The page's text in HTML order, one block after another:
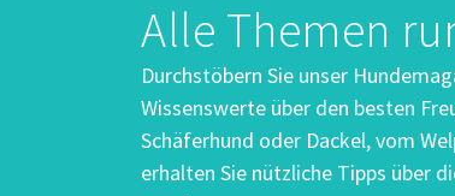
Alle Themen
Durchstöbern Sie unser
Wissenswerte über den besten
Schäferhund oder Dackel, vom
erhalten Sie nützliche Tipps über